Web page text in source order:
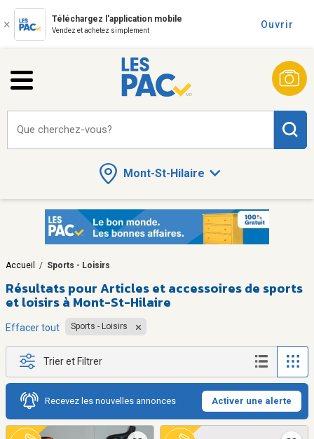
Téléchargez l'application mobile
Vendez et achetez simplement
Ouvrir
Mont-St-Hilaire
Que cherchez-vous?
Accueil / Sports - Loisirs
Résultats pourArticles et accessoires de sports
et loisirs à Mont-St-Hilaire
Effacer tout Sports - Loisirs
Trier et Filtrer
Recevez les nouvelles annonces Activer une alerte